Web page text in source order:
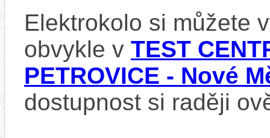
Elektrokolo si můžete
obvykle v TEST
PETROVICE - Nové
dostupnost si raději